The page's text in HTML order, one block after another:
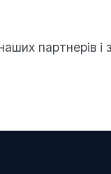
партнерів і